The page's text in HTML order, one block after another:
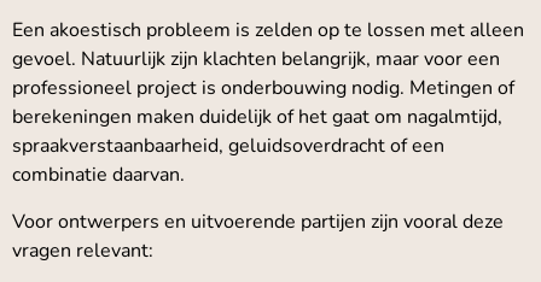
Een akoestisch probleem is zelden op te lossen met alleen
gevoel. Natuurlijk zijn klachten belangrijk, maar voor een
professioneel project is onderbouwing nodig. Metingen of
berekeningen maken duidelijk of het gaat om nagalmtijd,
spraakverstaanbaarheid, geluidsoverdracht of een
combinatie daarvan.
Voor ontwerpers en uitvoerende partijen zijn vooral deze
vragen relevant: